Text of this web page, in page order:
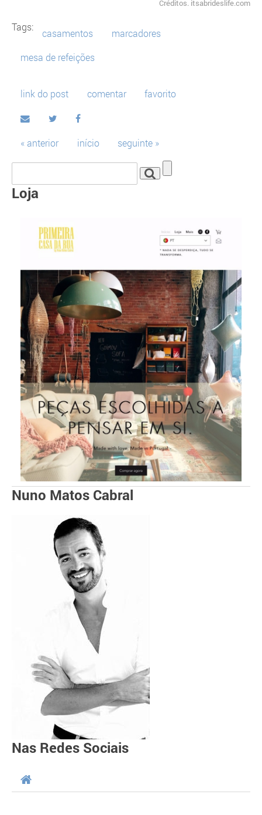
Créditos. itsabrideslife.com
Tags:
casamentos marcadores
mesa de refeições
link do post comentar favorito
« anterior início seguinte »
Loja
Nuno Matos Cabral
Nas Redes Sociais